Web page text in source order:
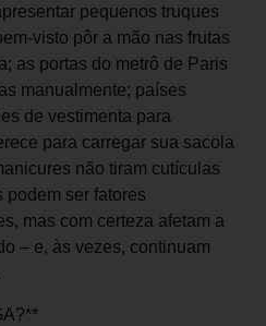
pequenos truques
visto pôr a mão nas frutas
as portas do metrô de Paris
manualmente; países
de vestimenta para
para carregar sua sacola
não tiram cutículas
podem ser fatores
mas com certeza afetam a
– e, às vezes, continuam